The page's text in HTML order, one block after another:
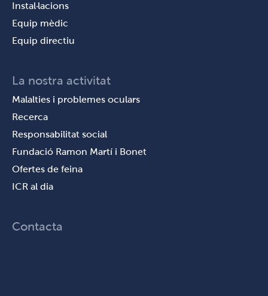
Instal·lacions
Equip mèdic
Equip directiu
La nostra activitat
Malalties i problemes oculars
Recerca
Responsabilitat social
Fundació Ramon Martí i Bonet
Ofertes de feina
ICR al dia
Contacta